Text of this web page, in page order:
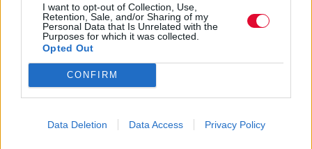
I want to opt-out of Collection, Use,
Retention, Sale, and/or Sharing of my
Personal Data that Is Unrelated with the
Purposes for which it was collected.
Opted Out
CONFIRM
Data Deletion Data Access Privacy Policy